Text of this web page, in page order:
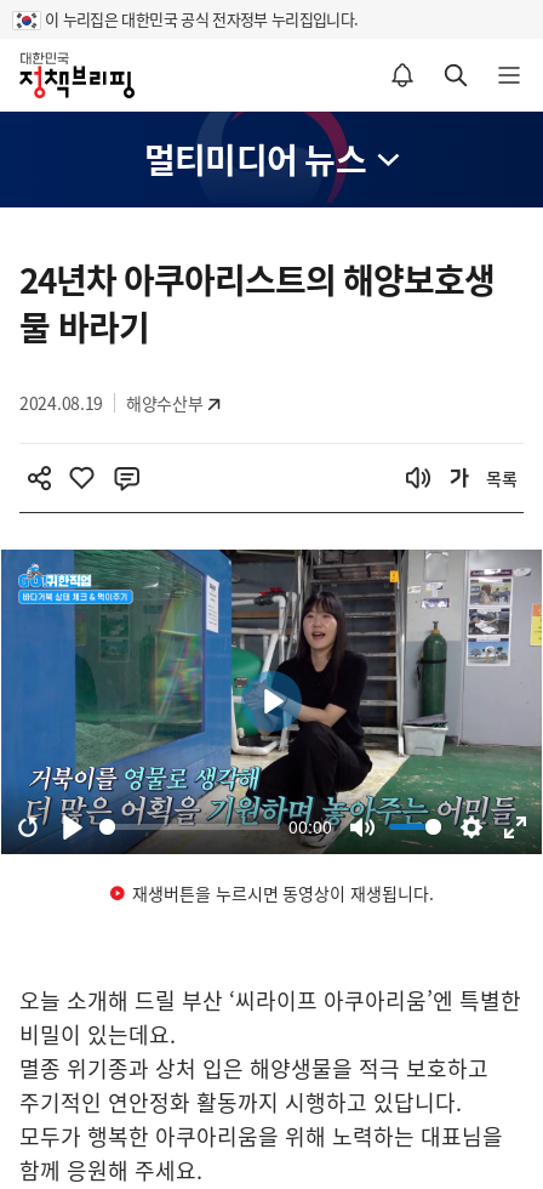
이 누리집은 대한민국 공식 전자정부 누리집입니다.
홈
알림설정 바로가기 검색 바로가기 메뉴 열기
멀티미디어 뉴스
텐
츠
영
24년차 아쿠아리스트의 해양보호생
물 바라기
2024.08.19 해양수산부
목록
재생버튼을 누르시면 동영상이 재생됩니다.
오늘 소개해 드릴 부산 ‘씨라이프 아쿠아리움’엔 특별한
비밀이 있는데요.
멸종 위기종과 상처 입은 해양생물을 적극 보호하고
주기적인 연안정화 활동까지 시행하고 있답니다.
모두가 행복한 아쿠아리움을 위해 노력하는 대표님을
함께 응원해 주세요.